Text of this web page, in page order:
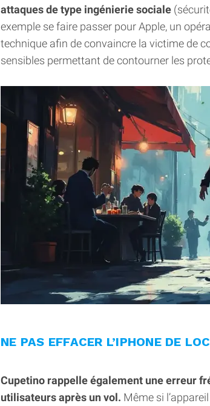
attaques de type ingénierie sociale
exemple se faire passer pour Apple, un
technique afin de convaincre la victime de
sensibles permettant de contourner les
NE PAS EFFACER L’IPHONE DE
Cupetino rappelle également une erreur
utilisateurs après un vol. Même si